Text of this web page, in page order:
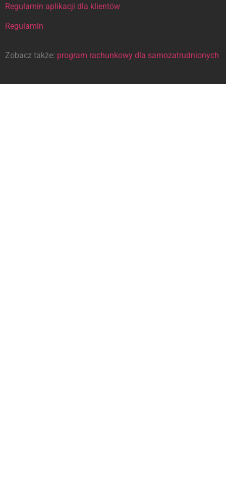
Regulamin aplikacji dla klientów
Regulamin
Zobacz także: program rachunkowy dla samozatrudnionych